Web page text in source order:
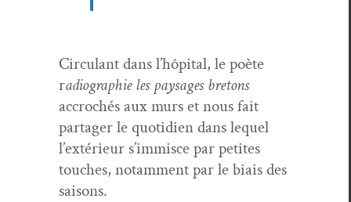
Cir­cu­lant dans l’hôpital, le poète
radio­gra­phie les paysages bre­tons
accrochés aux murs et nous fait
partager le quo­ti­di­en dans lequel
l’extérieur s’immisce par petites
touch­es, notam­ment par le biais des
saisons.